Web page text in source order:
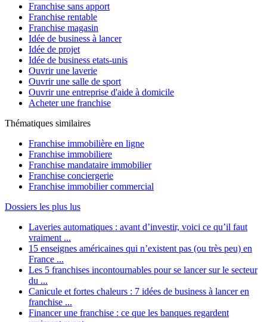
Franchise sans apport
Franchise rentable
Franchise magasin
Idée de business à lancer
Idée de projet
Idée de business etats-unis
Ouvrir une laverie
Ouvrir une salle de sport
Ouvrir une entreprise d'aide à domicile
Acheter une franchise
Thématiques similaires
Franchise immobilière en ligne
Franchise immobiliere
Franchise mandataire immobilier
Franchise conciergerie
Franchise immobilier commercial
Dossiers les plus lus
Laveries automatiques : avant d’investir, voici ce qu’il faut
vraiment ...
15 enseignes américaines qui n’existent pas (ou très peu) en
France ...
Les 5 franchises incontournables pour se lancer sur le secteur
du ...
Canicule et fortes chaleurs : 7 idées de business à lancer en
franchise ...
Financer une franchise : ce que les banques regardent